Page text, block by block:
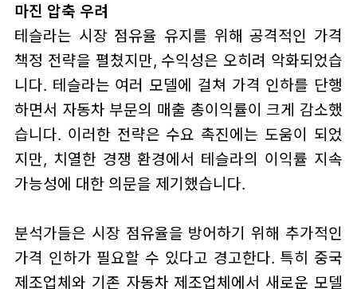
마진 압축 우려
테슬라는 시장 점유율 유지를 위해 공격적인 가격
책정 전략을 펼쳤지만, 수익성은 오히려 악화되었습
니다. 테슬라는 여러 모델에 걸쳐 가격 인하를 단행
하면서 자동차 부문의 매출 총이익률이 크게 감소했
습니다. 이러한 전략은 수요 촉진에는 도움이 되었
지만, 치열한 경쟁 환경에서 테슬라의 이익률 지속
가능성에 대한 의문을 제기했습니다.
분석가들은 시장 점유율을 방어하기 위해 추가적인
가격 인하가 필요할 수 있다고 경고한다. 특히 중국
제조업체와 기존 자동차 제조업체에서 새로운 모델